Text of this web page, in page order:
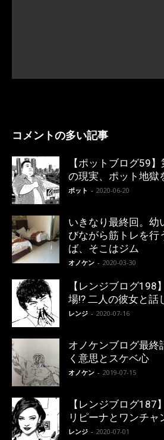
コメントの多い記事
【ポットブログ59
の現実、ポット地獄
ポット - 2020-06-20
いきなり最終回。幼
びながら筋トレを行
ば、そこはジム
オノケン - 2020-03-30
【レンジブログ198
場!? 二人の彼女と話
レンジ - 2020-07-16
オノケンブログ最終
く意思とスケベ心
オノケン - 2019-07-15
【レンジブログ187
リピーナとワンチャ
レンジ - 2020-07-01